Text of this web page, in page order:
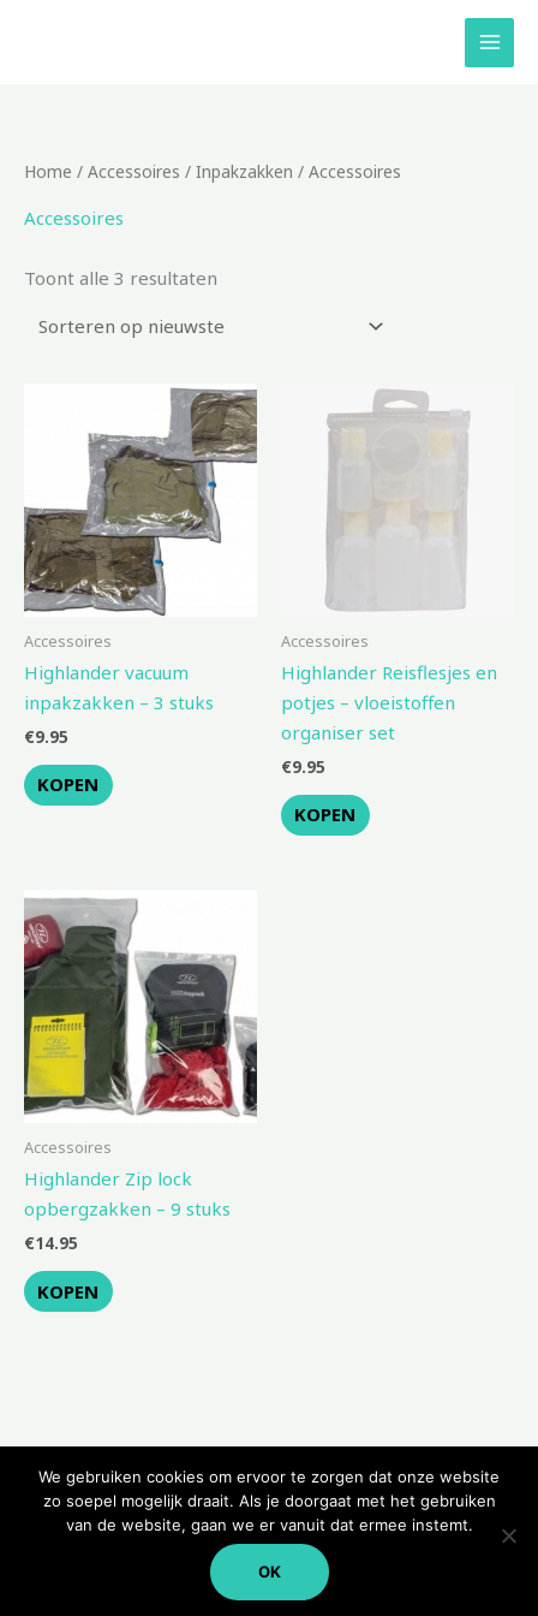
Home / Accessoires / Inpakzakken / Accessoires
Accessoires
Toont alle 3 resultaten
Gesorteerd
op
Accessoires
Highlander vacuum
inpakzakken – 3 stuks
€9.95
KOPEN
Accessoires
Highlander Reisflesjes en
potjes – vloeistoffen
organiser set
€9.95
KOPEN
Accessoires
Highlander Zip lock
opbergzakken – 9 stuks
€14.95
KOPEN
Copyright © 2026 Kampeerwinkeltje
We gebruiken cookies om ervoor te zorgen dat onze website
zo soepel mogelijk draait. Als je doorgaat met het gebruiken
van de website, gaan we er vanuit dat ermee instemt.
OK